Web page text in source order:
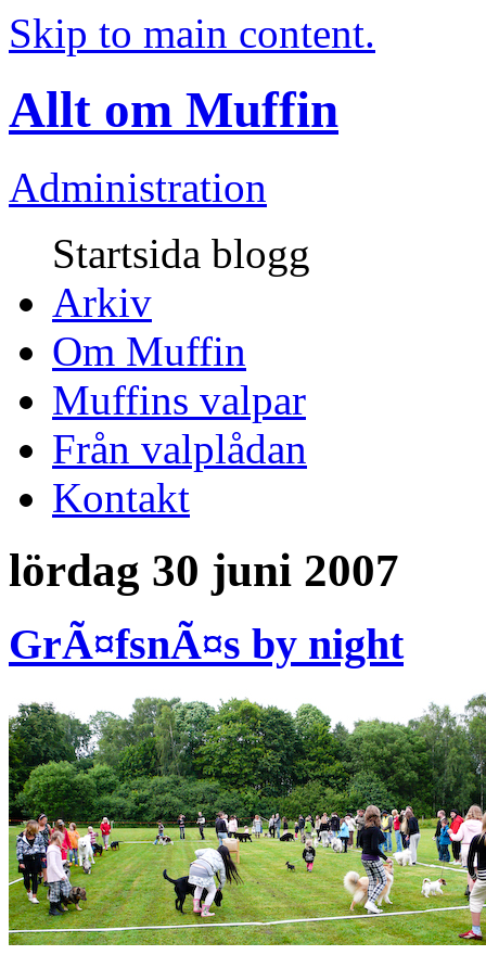
Skip to main content.
Allt om Muffin
Administration
Startsida blogg
Arkiv
Om Muffin
Muffins valpar
Från valplådan
Kontakt
lördag 30 juni 2007
GrÃ¤fsnÃ¤s by night